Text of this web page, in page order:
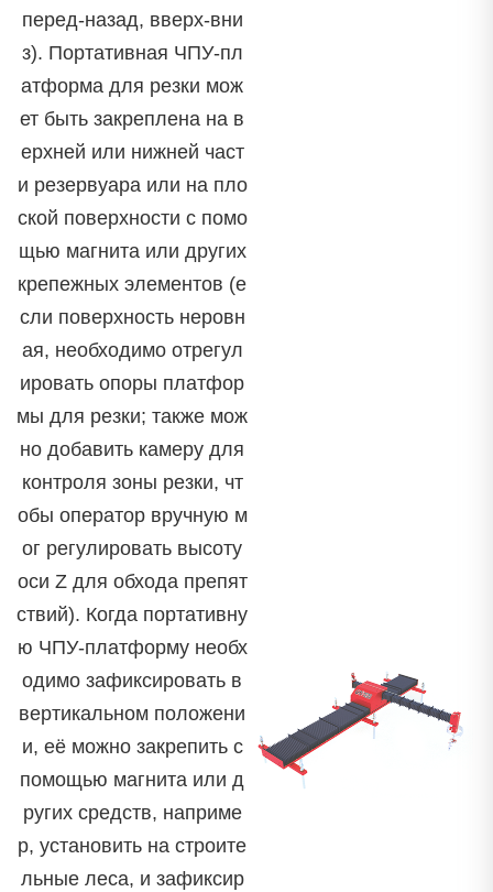
перед-назад, вверх-вни
з). Портативная ЧПУ-пл
атформа для резки мож
ет быть закреплена на в
ерхней или нижней част
и резервуара или на пло
ской поверхности с помо
щью магнита или других
крепежных элементов (е
сли поверхность неровн
ая, необходимо отрегул
ировать опоры платфор
мы для резки; также мож
но добавить камеру для
контроля зоны резки, чт
обы оператор вручную м
ог регулировать высоту
оси Z для обхода препят
ствий). Когда портативну
ю ЧПУ-платформу необх
одимо зафиксировать в
вертикальном положени
и, её можно закрепить с
помощью магнита или д
ругих средств, наприме
р, установить на строите
льные леса, и зафиксир